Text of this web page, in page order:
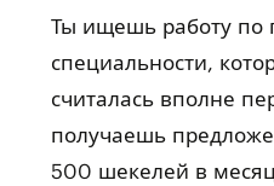
Ты ищешь работу по
специальности,
считалась вполне
получаешь
500 шекелей в месяц